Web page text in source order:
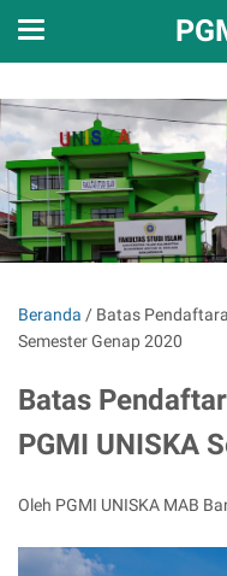
Beranda / Batas
Semester Genap 2020
Batas
PGMI UNISKA
Oleh PGMI UNISKA MAB